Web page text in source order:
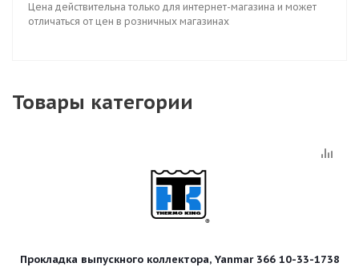
Цена действительна только для интернет-магазина и может
отличаться от цен в розничных магазинах
Товары категории
Прокладка выпускного коллектора, Yanmar 366 10-33-1738